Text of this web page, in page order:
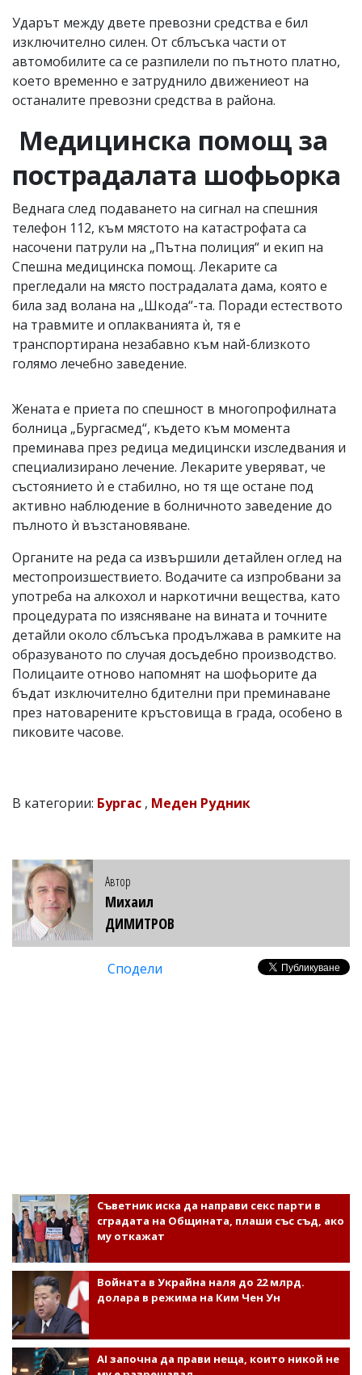
Ударът между двете превозни средства е бил
изключително силен. От сблъсъка части от
автомобилите са се разпилели по пътното платно,
което временно е затруднило движениеот на
останалите превозни средства в района.
Медицинска помощ за
пострадалата шофьорка
Веднага след подаването на сигнал на спешния
телефон 112, към мястото на катастрофата са
насочени патрули на „Пътна полиция“ и екип на
Спешна медицинска помощ. Лекарите са
прегледали на място пострадалата дама, която е
била зад волана на „Шкода“-та. Поради естеството
на травмите и оплакванията ѝ, тя е
транспортирана незабавно към най-близкото
голямо лечебно заведение.
Жената е приета по спешност в многопрофилната
болница „Бургасмед“, където към момента
преминава през редица медицински изследвания и
специализирано лечение. Лекарите уверяват, че
състоянието ѝ е стабилно, но тя ще остане под
активно наблюдение в болничното заведение до
пълното ѝ възстановяване.
Органите на реда са извършили детайлен оглед на
местопроизшествието. Водачите са изпробвани за
употреба на алкохол и наркотични вещества, като
процедурата по изясняване на вината и точните
детайли около сблъсъка продължава в рамките на
образуваното по случая досъдебно производство.
Полицаите отново напомнят на шофьорите да
бъдат изключително бдителни при преминаване
през натоварените кръстовища в града, особено в
пиковите часове.
В категории: Бургас , Меден Рудник
Автор
Михаил
ДИМИТРОВ
Сподели
Съветник иска да направи секс парти в
сградата на Общината, плаши със съд, ако
му откажат
Войната в Украйна наля до 22 млрд.
долара в режима на Ким Чен Ун
AI започна да прави неща, които никой не